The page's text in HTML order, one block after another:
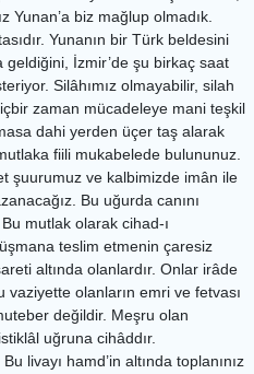
Yunan’a biz mağlup olmadık.
Yunanın bir Türk beldesini
İzmir’de şu birkaç saat
Silâhımız olmayabilir, silah
zaman mücadeleye mani teşkil
dahi yerden üçer taş alarak
fiili mukabelede bulununuz.
şuurumuz ve kalbimizde imân ile
Bu uğurda canını
mutlak olarak cihad-ı
teslim etmenin çaresiz
altında olanlardır. Onlar irâde
olanların emri ve fetvası
değildir. Meşru olan
uğruna cihâddır.
livayı hamd’in altında toplanınız